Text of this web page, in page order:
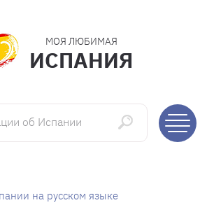
МОЯ ЛЮБИМАЯ
ИСПАНИЯ
Испании
на русском языке